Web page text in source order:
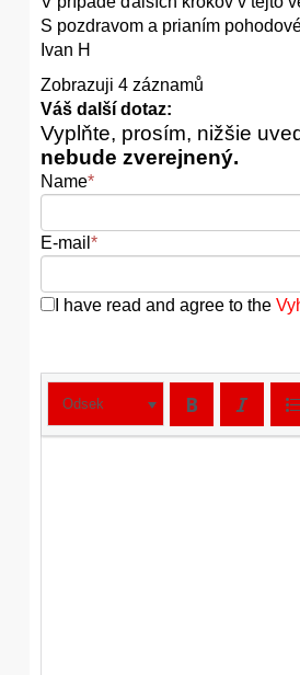
S pozdravom a prianím
Ivan H
Zobrazuji 4 záznamů
Váš další dotaz:
Vyplňte, prosím, nižšie
nebude zverejnený.
Name*
E-mail *
I have read and agree to the
Odsek